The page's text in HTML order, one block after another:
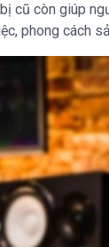
cũ còn giúp
phong cách